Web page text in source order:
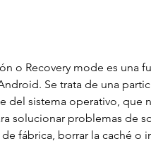
o Recovery mode es una
Se trata de una
del sistema operativo, que
solucionar problemas de
fábrica, borrar la caché o